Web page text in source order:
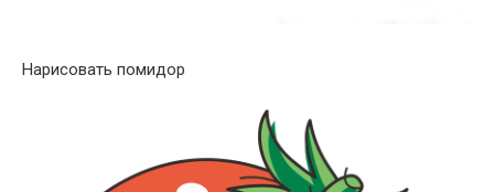
Нарисовать помидор